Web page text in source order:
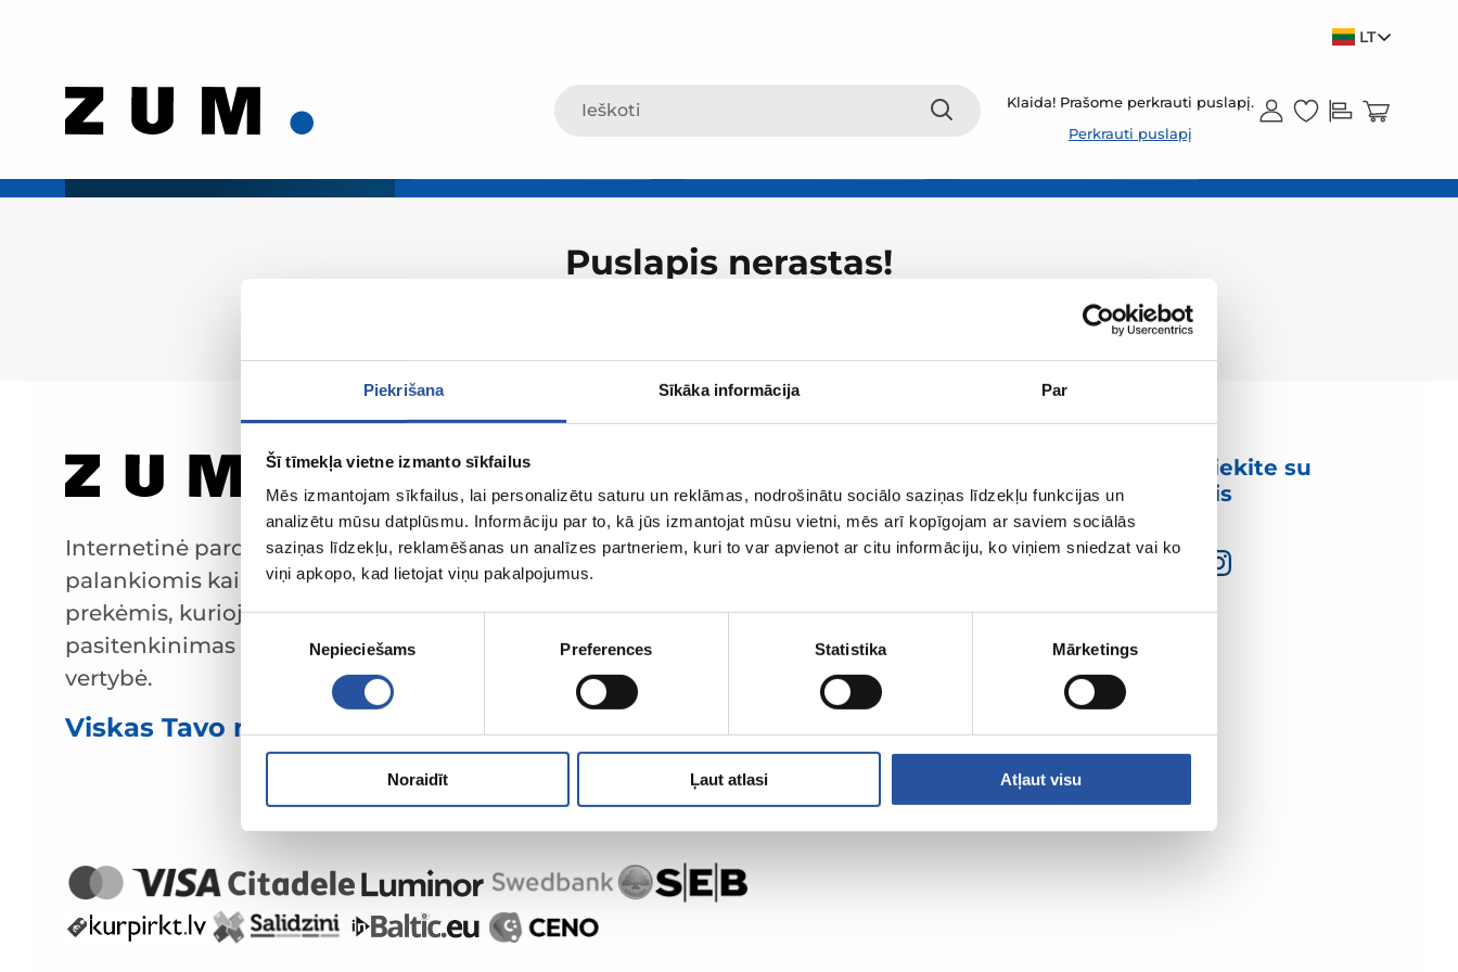
Piekrišana Sīkāka informācija Par
Šī tīmekļa vietne izmanto sīkfailus
Mēs izmantojam sīkfailus, lai personalizētu saturu un reklāmas, nodrošinātu sociālo saziņas līdzekļu funkcijas un
analizētu mūsu datplūsmu. Informāciju par to, kā jūs izmantojat mūsu vietni, mēs arī kopīgojam ar saviem sociālās
saziņas līdzekļu, reklamēšanas un analīzes partneriem, kuri to var apvienot ar citu informāciju, ko viņiem sniedzat vai ko
viņi apkopo, kad lietojat viņu pakalpojumus.
Piekrišanas
Nepieciešams Preferences Statistika Mārketings
Noraidīt Ļaut atlasi Atļaut visu
LT
Klaida! Prašome perkrauti puslapį.
Perkrauti puslapį
Puslapis nerastas!
Internetinė parduotuvė su
palankiomis kainomis ir kokybiškomis
prekėmis, kurioje klientų
pasitenkinimas yra mūsų pagrindinė
vertybė.
Viskas Tavo namams ir sodui!
Susisiekite su
mumis